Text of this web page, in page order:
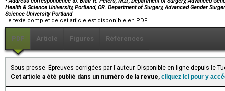
Health & Science University, Portland, OR. Department of Surgery, Advanced Gender
Science University Portland
Le texte complet de cet article est disponible en PDF.
PDF Article Figures Références
Sous presse. Épreuves corrigées par l'auteur. Disponible en ligne depuis le
Cet article a été publié dans un numéro de la revue, cliquez ici pour y